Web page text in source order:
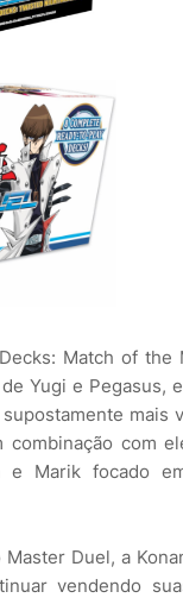
Match of the
Yugi e Pegasus,
mais
com
e Marik focado
Duel, a
vendendo